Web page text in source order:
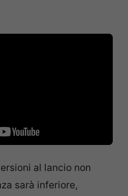
al lancio non
sarà inferiore,